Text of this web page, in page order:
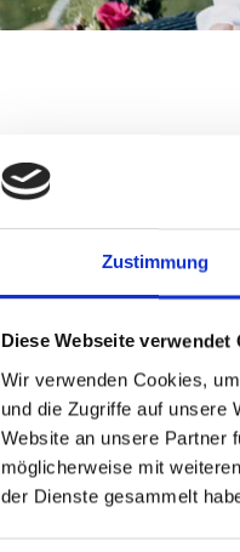
Zustimmung
Diese Webseite verwendet
Wir verwenden Cookies,
und die Zugriffe auf unsere
Website an unsere Partner
möglicherweise mit
der Dienste gesammelt